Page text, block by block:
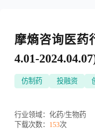
摩熵咨询医药
4.01-
仿制药 投融资
行业领域： 化药/生物药
下载次数： 153次